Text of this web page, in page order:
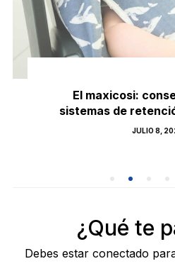
El maxicosi:
sistemas de
POSTED
JULIO 8,
¿Qué te
Debes estar conectado